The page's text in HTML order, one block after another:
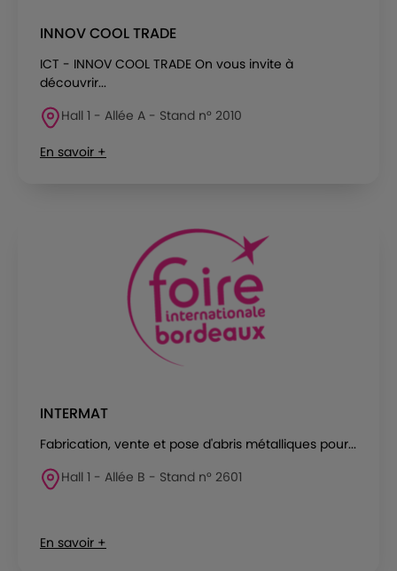
INNOV COOL TRADE
ICT - INNOV COOL TRADE On vous invite à
découvrir...
Hall 1 - Allée A - Stand n° 2010
En savoir +
INTERMAT
Fabrication, vente et pose d'abris métalliques pour...
Hall 1 - Allée B - Stand n° 2601
En savoir +